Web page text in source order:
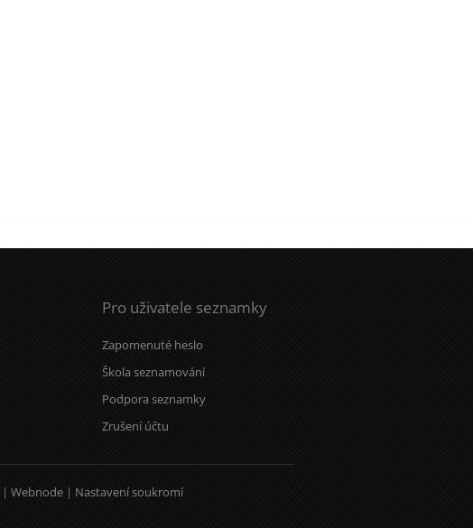
Pro uživatele seznamky
Zapomenuté heslo
Škola seznamování
Podpora seznamky
Zrušení účtu
| Webnode | Nastavení soukromí